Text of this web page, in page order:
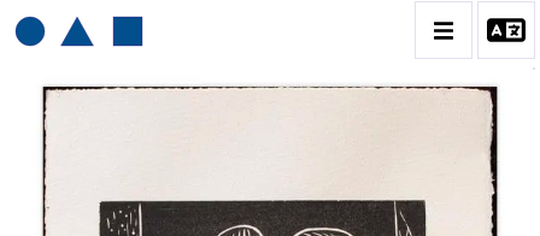
HENRI BAVIERA